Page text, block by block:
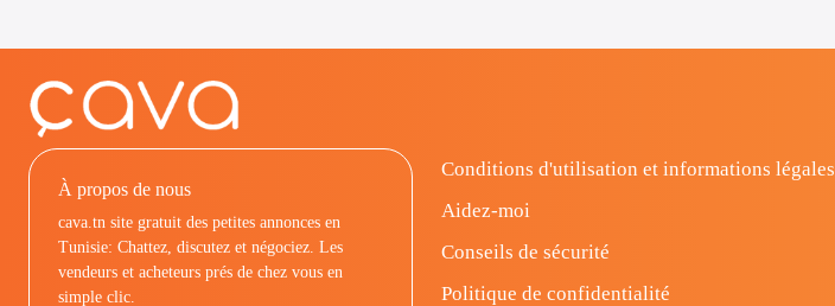
À propos de nous
cava.tn site gratuit des petites annonces en
Tunisie: Chattez, discutez et négociez. Les
vendeurs et acheteurs prés de chez vous en
simple clic.
Conditions d'utilisation et informations légales
Aidez-moi
Conseils de sécurité
Politique de confidentialité